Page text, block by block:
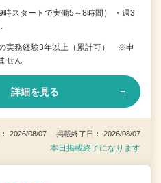
スタートで実働5～8時間） ・週3
の実務経験3年以上（累計可） ※申
せん
詳細を見る
2026/08/07 掲載終了日： 2026/08/07
本日掲載終了になります